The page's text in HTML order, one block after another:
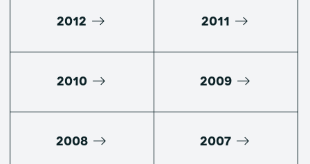
2012 2011
2010 2009
2008 2007